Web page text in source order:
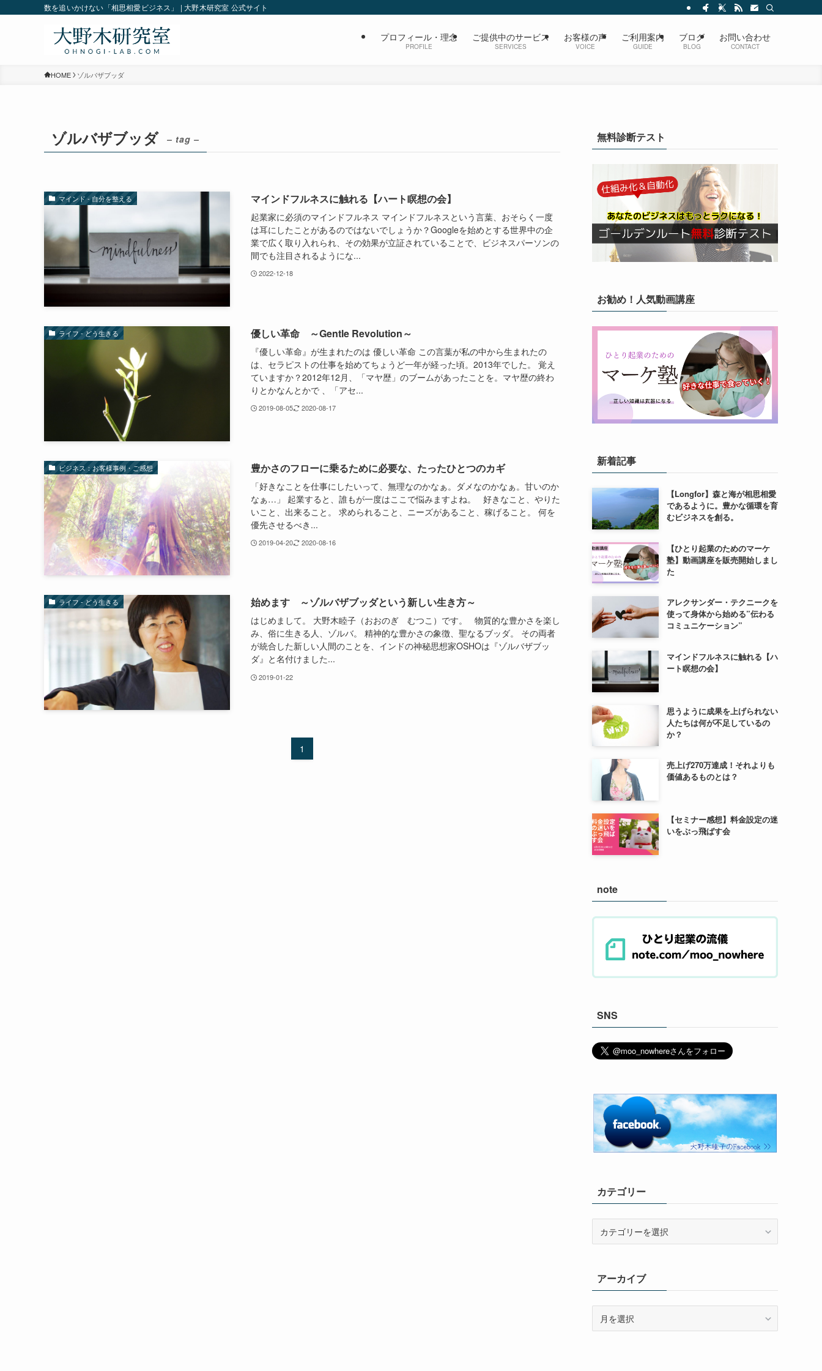
数を追いかけない「相思相愛ビジネス」 | 大野木研究室 公式サイト
プロフィール・理念
PROFILE
ご提供中のサービス
SERVICES
お客様の声
VOICE
ご利用案内
GUIDE
ブログ
BLOG
お問い合わせ
CONTACT
HOME ゾルバザブッダ
ゾルバザブッダ – tag –
マインド - 自分を整える マインドフルネスに触れる【ハート瞑想の会】
起業家に必須のマインドフルネス マインドフルネスという言葉、おそらく一度
は耳にしたことがあるのではないでしょうか？Googleを始めとする世界中の企
業で広く取り入れられ、その効果が立証されていることで、ビジネスパーソンの
間でも注目されるようにな...
2022-12-18
ライフ - どう生きる 優しい革命 ～Gentle Revolution～
『優しい革命』が生まれたのは 優しい革命 この言葉が私の中から生まれたの
は、セラピストの仕事を始めてちょうど一年が経った頃。2013年でした。 覚え
ていますか？2012年12月、「マヤ歴」のブームがあったことを。マヤ歴の終わ
りとかなんとかで 、「アセ...
2019-08-05 2020-08-17
ビジネス：お客様事例・ご感想 豊かさのフローに乗るために必要な、たったひとつのカギ
「好きなことを仕事にしたいって、無理なのかなぁ。ダメなのかなぁ。甘いのか
なぁ…」 起業すると、誰もが一度はここで悩みますよね。 好きなこと、やりた
いこと、出来ること。 求められること、ニーズがあること、稼げること。 何を
優先させるべき...
2019-04-20 2020-08-16
ライフ - どう生きる 始めます ～ゾルバザブッダという新しい生き方～
はじめまして。 大野木睦子（おおのぎ むつこ）です。 物質的な豊かさを楽し
み、俗に生きる人、ゾルバ。 精神的な豊かさの象徴、聖なるブッダ。 その両者
が統合した新しい人間のことを、インドの神秘思想家OSHOは『ゾルバザブッ
ダ』と名付けました...
2019-01-22
1
無料診断テスト
お勧め！人気動画講座
新着記事
【Longfor】森と海が相思相愛
であるように。豊かな循環を育
むビジネスを創る。
【ひとり起業のためのマーケ
塾】動画講座を販売開始しまし
た
アレクサンダー・テクニークを
使って身体から始める”伝わる
コミュニケーション”
マインドフルネスに触れる【ハ
ート瞑想の会】
思うように成果を上げられない
人たちは何が不足しているの
か？
売上げ270万達成！それよりも
価値あるものとは？
【セミナー感想】料金設定の迷
いをぶっ飛ばす会
note
SNS
カテゴリー
ーアーカイブ